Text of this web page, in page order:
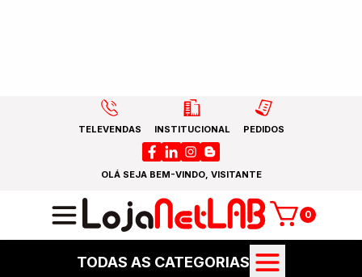
TELEVENDAS INSTITUCIONAL PEDIDOS
OLÁ SEJA BEM-VINDO, VISITANTE
0
TODAS AS CATEGORIAS